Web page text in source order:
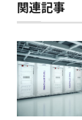
関連記事